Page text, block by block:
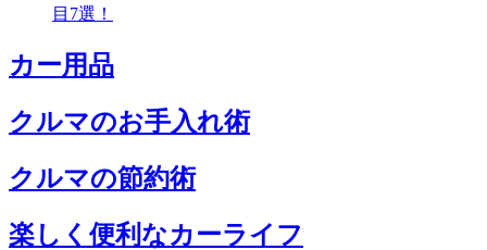
目7選！
カー用品
クルマのお手入れ術
クルマの節約術
楽しく便利なカーライフ